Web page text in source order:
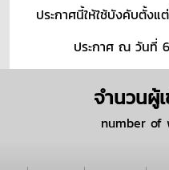
ประกาศนี้ให้ใช้บังคับตั้งแ
ประกาศ ณ วันที่
จำนวนผู้
number of